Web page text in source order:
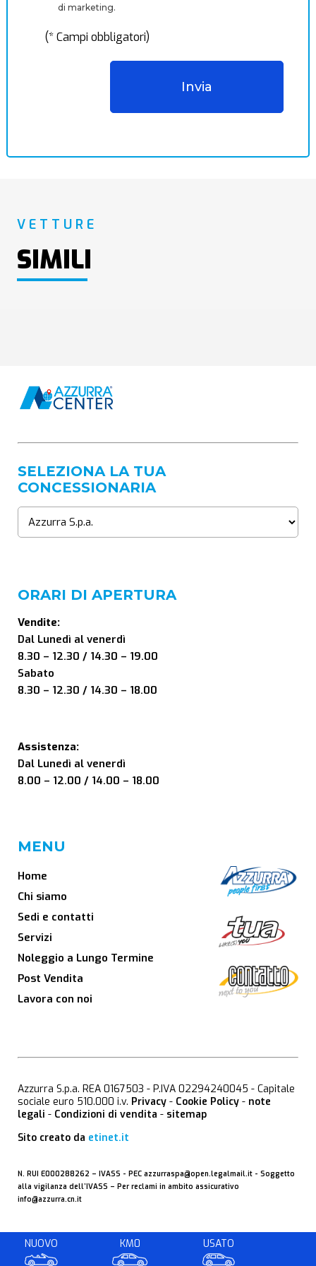
NUOVO KM0 USATO
di marketing.
(* Campi obbligatori)
VETTURE
SIMILI
SELEZIONA LA TUA
CONCESSIONARIA
ORARI DI APERTURA
Vendite:
Dal Lunedì al venerdì
8.30 – 12.30 / 14.30 – 19.00
Sabato
8.30 – 12.30 / 14.30 – 18.00
Assistenza:
Dal Lunedì al venerdì
8.00 – 12.00 / 14.00 – 18.00
MENU
Home
Chi siamo
Sedi e contatti
Servizi
Noleggio a Lungo Termine
Post Vendita
Lavora con noi
Azzurra S.p.a. REA 0167503 - P.IVA 02294240045 - Capitale
sociale euro 510.000 i.v. Privacy - Cookie Policy - note
legali - Condizioni di vendita - sitemap
Sito creato da etinet.it
N. RUI E000288262 – IVASS - PEC azzurraspa@open.legalmail.it - Soggetto
alla vigilanza dell’IVASS – Per reclami in ambito assicurativo
info@azzurra.cn.it